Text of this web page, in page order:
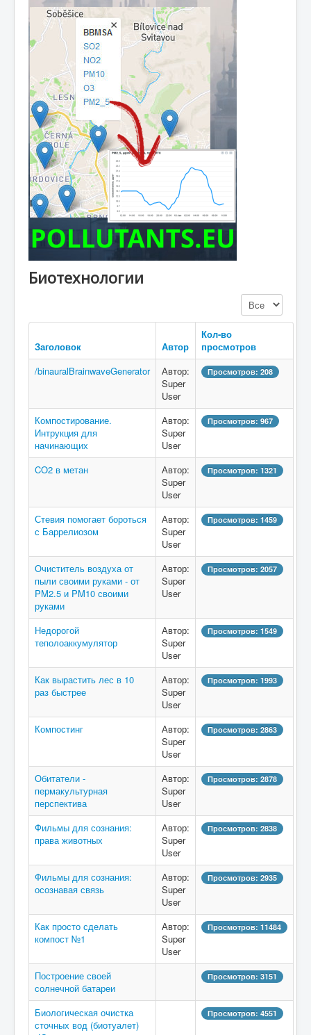
Биотехнологии
Кол-во строк:
Заголовок Автор
Кол-во
просмотров
/binauralBrainwaveGenerator
Автор:
Super
User
Просмотров: 208
Компостирование.
Интрукция для
начинающих
Автор:
Super
User
Просмотров: 967
CO2 в метан
Автор:
Super
User
Просмотров: 1321
Стевия помогает бороться
с Баррелиозом
Автор:
Super
User
Просмотров: 1459
Очиститель воздуха от
пыли своими руками - от
PM2.5 и PM10 своими
руками
Автор:
Super
User
Просмотров: 2057
Недорогой
теполоаккумулятор
Автор:
Super
User
Просмотров: 1549
Как вырастить лес в 10
раз быстрее
Автор:
Super
User
Просмотров: 1993
Компостинг
Автор:
Super
User
Просмотров: 2863
Обитатели -
пермакультурная
перспектива
Автор:
Super
User
Просмотров: 2878
Фильмы для сознания:
права животных
Автор:
Super
User
Просмотров: 2838
Фильмы для сознания:
осознавая связь
Автор:
Super
User
Просмотров: 2935
Как просто сделать
компост №1
Автор:
Super
User
Просмотров: 11484
Построение своей
солнечной батареи
Просмотров: 3151
Биологическая очистка
сточных вод (биотуалет)
Просмотров: 4551